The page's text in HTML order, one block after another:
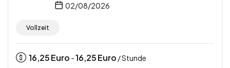
02/08/2026
Vollzeit
16,25Euro -16,25Euro / Stunde